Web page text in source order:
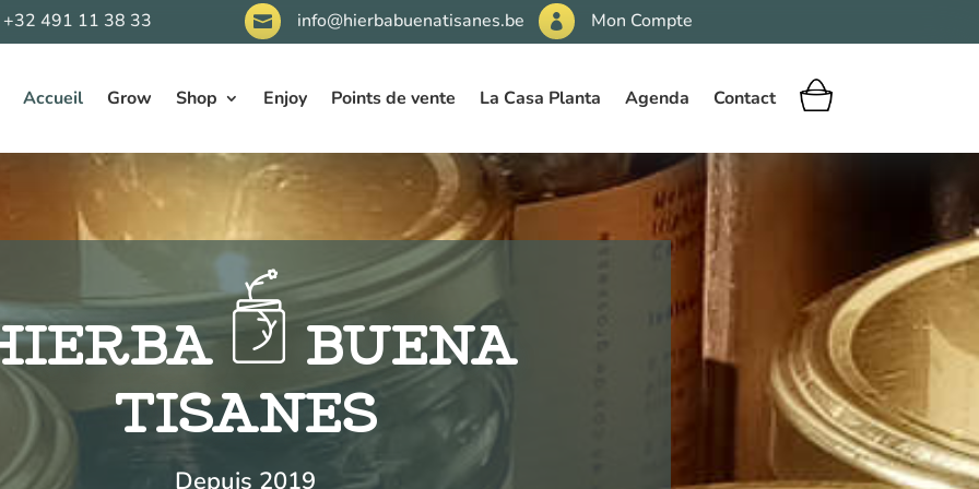
+32 491 11 38 33  info@hierbabuenatisanes.be  Mon Compte
Accueil Grow Shop Enjoy Points de vente La Casa Planta Agenda Contact
BUENA
TISANES
Depuis 2019